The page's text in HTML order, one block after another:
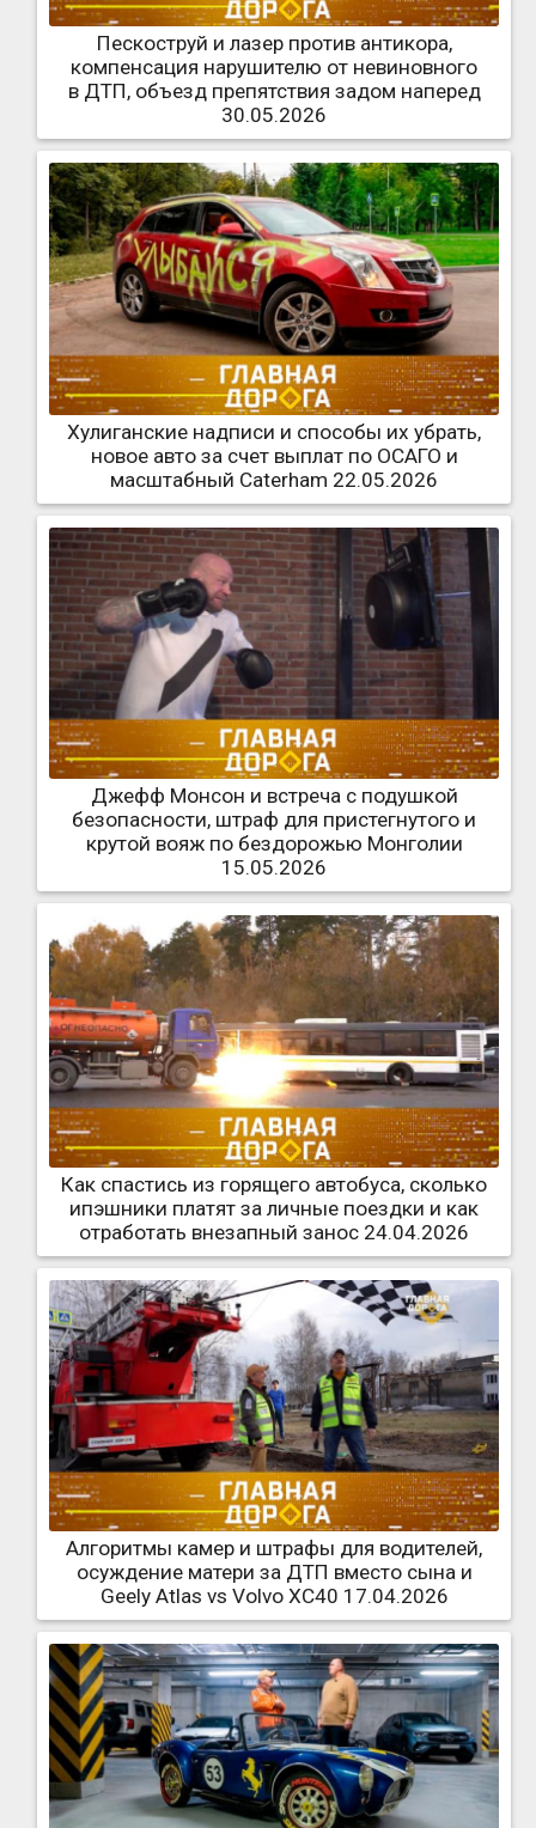
Пескоструй и лазер против антикора,
компенсация нарушителю от невиновного
в ДТП, объезд препятствия задом наперед
30.05.2026
Хулиганские надписи и способы их убрать,
новое авто за счет выплат по ОСАГО и
масштабный Caterham 22.05.2026
Джефф Монсон и встреча с подушкой
безопасности, штраф для пристегнутого и
крутой вояж по бездорожью Монголии
15.05.2026
Как спастись из горящего автобуса, сколько
ипэшники платят за личные поездки и как
отработать внезапный занос 24.04.2026
Алгоритмы камер и штрафы для водителей,
осуждение матери за ДТП вместо сына и
Geely Atlas vs Volvo XC40 17.04.2026